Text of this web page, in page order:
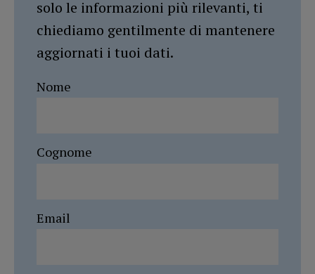
solo le informazioni più rilevanti, ti
chiediamo gentilmente di mantenere
aggiornati i tuoi dati.
Nome
Cognome
Email